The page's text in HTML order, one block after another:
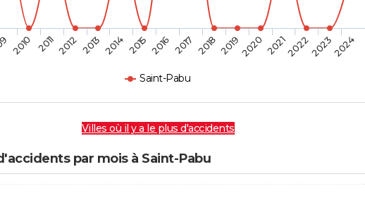
Saint-Pabu
2010 2011 2012 2013 2014 2015 2016 2017 2018 20192020 2021202220232024
Villes où il y a le plus d'accidents
par mois à Saint-Pabu